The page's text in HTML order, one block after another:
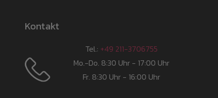
Kontakt
Tel.: +49 211-3706755
Mo.-Do. 8:30 Uhr - 17:00 Uhr
Fr. 8:30 Uhr - 16:00 Uhr